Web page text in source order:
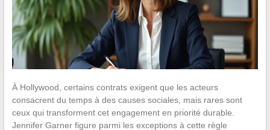
À Hollywood, certains contrats exigent que les acteurs
consacrent du temps à des causes sociales, mais rares sont
ceux qui transforment cet engagement en priorité durable.
Jennifer Garner figure parmi les exceptions à cette règle